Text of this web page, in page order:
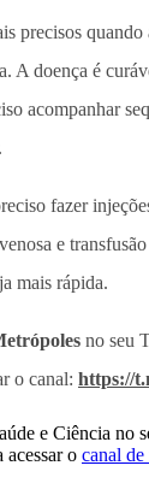
precisos
A doença é
acompanhar
fazer
e
mais rápida.
no seu
o canal: https://
e Ciência no
acessar o canal